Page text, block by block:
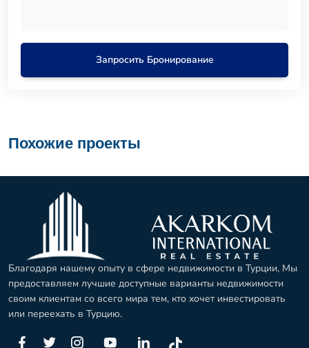
Запросить Бронирование
Похожие проекты
Благодаря нашему опыту в сфере недвижимости в Турции, Мы
предоставляем лучшие доступные варианты недвижимости
своим клиентам со всего мира тем, кто хочет инвестировать
или переехать в Турцию.